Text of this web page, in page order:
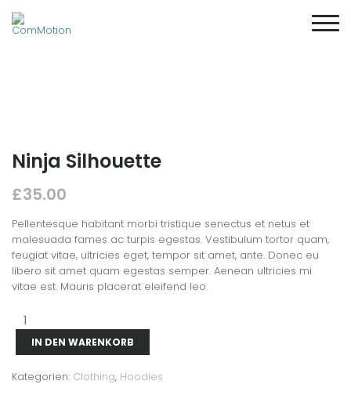
Ninja Silhouette
£35.00
Pellentesque habitant morbi tristique senectus et netus et
malesuada fames ac turpis egestas. Vestibulum tortor quam,
feugiat vitae, ultricies eget, tempor sit amet, ante. Donec eu
libero sit amet quam egestas semper. Aenean ultricies mi
vitae est. Mauris placerat eleifend leo.
Ninja
Silhouette
MengeIN DEN WARENKORB
Kategorien: Clothing, Hoodies